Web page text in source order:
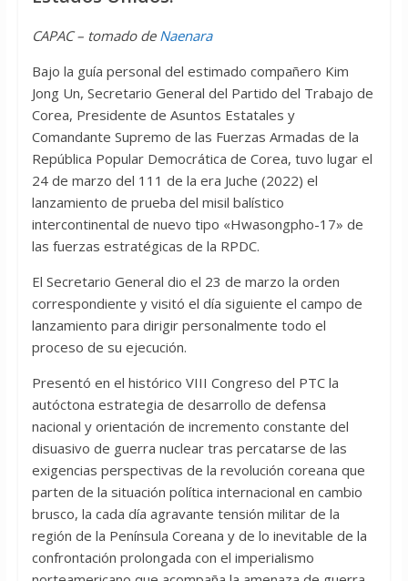
CAPAC – tomado de Naenara
Bajo la guía personal del estimado compañero Kim
Jong Un, Secretario General del Partido del Trabajo de
Corea, Presidente de Asuntos Estatales y
Comandante Supremo de las Fuerzas Armadas de la
República Popular Democrática de Corea, tuvo lugar el
24 de marzo del 111 de la era Juche (2022) el
lanzamiento de prueba del misil balístico
intercontinental de nuevo tipo «Hwasongpho-17» de
las fuerzas estratégicas de la RPDC.
El Secretario General dio el 23 de marzo la orden
correspondiente y visitó el día siguiente el campo de
lanzamiento para dirigir personalmente todo el
proceso de su ejecución.
Presentó en el histórico VIII Congreso del PTC la
autóctona estrategia de desarrollo de defensa
nacional y orientación de incremento constante del
disuasivo de guerra nuclear tras percatarse de las
exigencias perspectivas de la revolución coreana que
parten de la situación política internacional en cambio
brusco, la cada día agravante tensión militar de la
región de la Península Coreana y de lo inevitable de la
confrontación prolongada con el imperialismo